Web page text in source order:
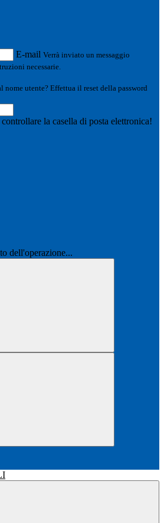
E-mail Verrà inviato un messaggio
necessarie.
nome utente? Effettua il reset della password
la casella di posta elettronica!
dell'operazione...